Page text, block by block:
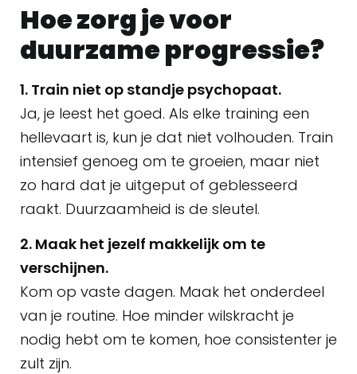
Hoe zorg je voor
duurzame progressie?
1. Train niet op standje psychopaat.
Ja, je leest het goed. Als elke training een
hellevaart is, kun je dat niet volhouden. Train
intensief genoeg om te groeien, maar niet
zo hard dat je uitgeput of geblesseerd
raakt. Duurzaamheid is de sleutel.
2. Maak het jezelf makkelijk om te
verschijnen.
Kom op vaste dagen. Maak het onderdeel
van je routine. Hoe minder wilskracht je
nodig hebt om te komen, hoe consistenter je
zult zijn.